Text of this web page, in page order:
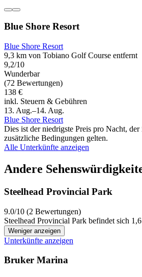
Blue Shore Resort
Blue Shore Resort
9,3 km von Tobiano Golf Course entfernt
9,2/10
Wunderbar
(72 Bewertungen)
138 €
inkl. Steuern & Gebühren
13. Aug.–14. Aug.
Blue Shore Resort
Dies ist der niedrigste Preis pro Nacht,
zusätzliche Bedingungen gelten.
Alle Unterkünfte anzeigen
Andere
Steelhead Provincial Park
9.0/10 (2 Bewertungen)
Steelhead Provincial Park befindet sich
Weniger anzeigen
Unterkünfte anzeigen
Bruker Marina